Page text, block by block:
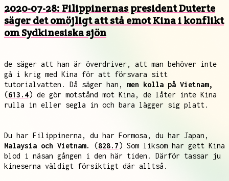
2020-07-28: Filippinernas president Duterte
säger det omöjligt att stå emot Kina i konflikt
om Sydkinesiska sjön
de säger att han är överdriver, att man behöver inte
gå i krig med Kina för att försvara sitt
tutorialvatten. Då säger han, men kolla på Vietnam,
(613.4) de gör motstånd mot Kina, de låter inte Kina
rulla in eller segla in och bara lägger sig platt.
Du har Filippinerna, du har Formosa, du har Japan,
Malaysia och Vietnam.
(828.7) Som liksom har gett Kina
blod i näsan gången i den här tiden. Därför tassar ju
kineserna väldigt försiktigt där alltså.